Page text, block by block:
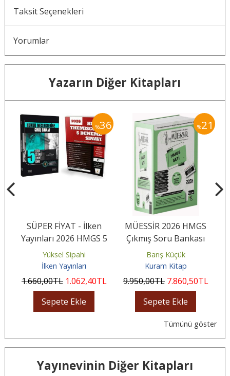
Taksit Seçenekleri
Yorumlar
Yazarın Diğer Kitapları
%36
SÜPER FİYAT - İlken
Yayınları 2026 HMGS 5
Özgün Çözümlü
Deneme Sınavı +...
Yüksel Sipahi
İlken Yayınları
1.660,00TL 1.062,40TL
Sepete Ekle
%21
MÜESSİR 2026 HMGS
Çıkmış Soru Bankası
Seti Çözümlü
Barış Küçük
Kuram Kitap
9.950,00TL 7.860,50TL
Sepete Ekle
Tümünü göster
Yayınevinin Diğer Kitapları